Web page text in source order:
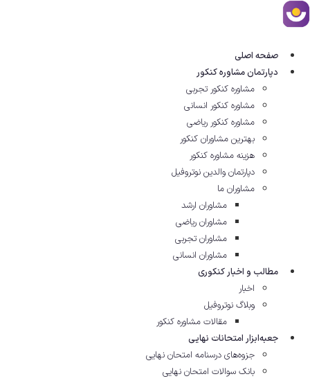
صفحه اصلی
دپارتمان مشاوره کنکور
مشاوره کنکور تجربی
مشاوره کنکور انسانی
مشاوره کنکور ریاضی
بهترین مشاوران کنکور
هزینه مشاوره کنکور
دپارتمان والدین نوتروفیل
مشاوران ما
مشاوران ارشد
مشاوران ریاضی
مشاوران تجربی
مشاوران انسانی
مطالب و اخبار کنکوری
اخبار
وبلاگ نوتروفیل
مقالات مشاوره‌ کنکور
جعبه‌ابزار امتحانات نهایی
جزوه‌های درسنامه امتحان نهایی
بانک سوالات امتحان نهایی